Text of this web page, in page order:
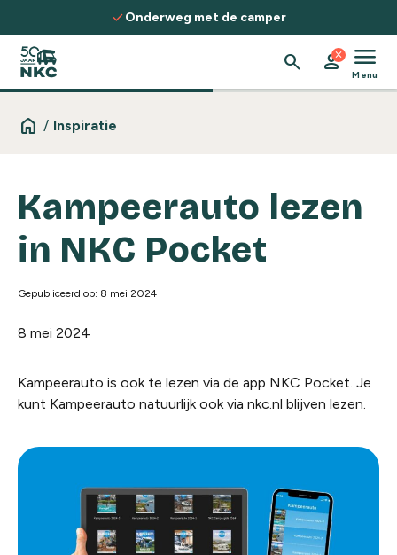
Spring naar de inhoud
checkOnderweg met de camper
search person
close menu
Menu
home / Inspiratie
Kampeerauto lezen
in NKC Pocket
Gepubliceerd op: 8 mei 2024
8 mei 2024
Kampeerauto is ook te lezen via de app NKC Pocket. Je
kunt Kampeerauto natuurlijk ook via nkc.nl blijven lezen.